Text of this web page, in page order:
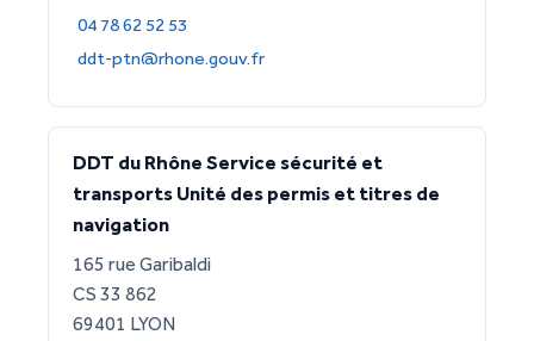
04 78 62 52 53
ddt-ptn@rhone.gouv.fr
DDT du Rhône Service sécurité et
transports Unité des permis et titres de
navigation
165 rue Garibaldi
CS 33 862
69401 LYON